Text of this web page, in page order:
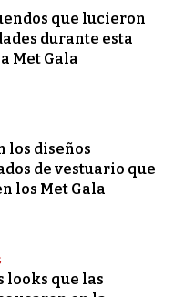
que lucieron
durante esta
Met Gala
los diseños
de vestuario que
los Met Gala
looks que las